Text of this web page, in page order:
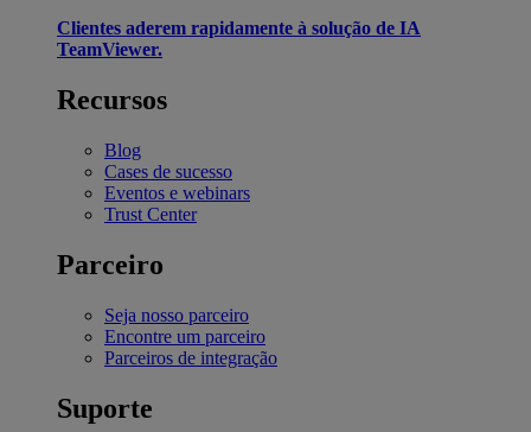
Clientes aderem rapidamente à solução de IA
TeamViewer.
Recursos
Blog
Cases de sucesso
Eventos e webinars
Trust Center
Parceiro
Seja nosso parceiro
Encontre um parceiro
Parceiros de integração
Suporte